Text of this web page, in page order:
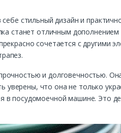
стильный дизайн и
станет отличным
сочетается с другими
и долговечностью.
что она не только
в посудомоечной машине. Это